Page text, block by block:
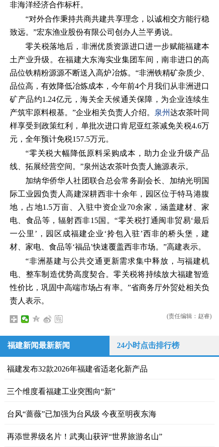
非海洋经济合作标杆。
“对外合作秉持共商共建共享理念，以诚相交方能行稳
致远。”宏东渔业股份有限公司创办人兰平勇说。
零关税落地后，非洲优质资源进口进一步赋能福建本
土产业升级。在福建大东海实业集团车间，南非进口的高
品位铁精粉源源不断送入高炉冶炼。“非洲铁精矿杂质少、
品位高，有效降低冶炼成本，今年前4个月我们从非洲进口
矿产品约1.24亿元，海关全天候通关保障，为企业连续生
产筑牢原料根基。”企业相关负责人介绍。 泉州达农茶叶同
样享受到政策红利，单批次进口肯尼亚红茶减免关税4.6万
元，全年预计免税157.5万元。
“零关税大幅降低原料采购成本，助力企业升级产品
线、拓展经营空间。”泉州达农茶叶负责人施源表示。
加纳华侨华人社团联合总会常务副会长、加纳光明国
际工业园负责人高建深耕西非十余年，园区位于特马港腹
地，占地1.5万亩、入驻中资企业70余家，涵盖建材、家
电、食品等，辐射西非15国。“零关税打通闽非贸易‘最后
一公里’，园区成福建企业‘拎包入驻’西非的桥头堡，建
材、家电、食品等‘福品’快速覆盖西非市场。”高建表示。
“非洲基建与公共交通更新需求集中释放，与福建机
电、整车制造优势高度契合。零关税将持续放大福建智造
性价比，巩固中高端市场占有率。”省商务厅外贸处相关负
责人表示。
(责任编辑：赵睿)
福建新闻最新新闻 24小时点击排行榜
福建发布32款2026年福建省适老化新产品
三个维度看福建工业突围向“新”
台风“蔷薇”已加强为台风级 今夜至明夜东海
再添世界级名片！武夷山获评“世界旅游名山”